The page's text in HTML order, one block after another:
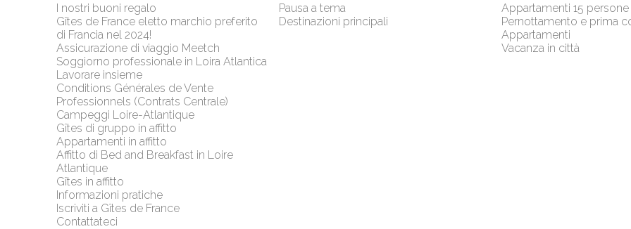
I nostri buoni regalo
Gîtes de France eletto marchio preferito
di Francia nel 2024!
Assicurazione di viaggio Meetch
Soggiorno professionale in Loira Atlantica
Lavorare insieme
Conditions Générales de Vente
Professionnels (Contrats Centrale)
Campeggi Loire-Atlantique
Gîtes di gruppo in affitto
Appartamenti in affitto
Affitto di Bed and Breakfast in Loire
Atlantique
Gîtes in affitto
Informazioni pratiche
Iscriviti a Gîtes de France
Contattateci
Pausa a tema
Destinazioni principali
Appartamenti 15 persone
Pernottamento e prima
Appartamenti
Vacanza in città